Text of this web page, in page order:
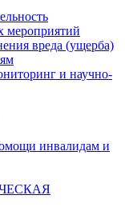
мероприятий
вреда (ущерба)
и научно-
инвалидам и